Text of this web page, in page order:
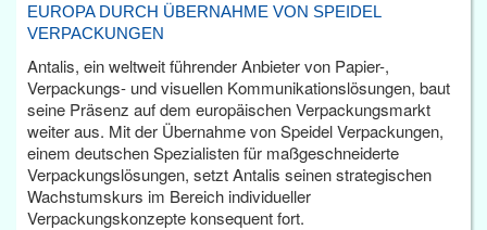
EUROPA DURCH ÜBERNAHME VON SPEIDEL
VERPACKUNGEN
Antalis, ein weltweit führender Anbieter von Papier-,
Verpackungs- und visuellen Kommunikationslösungen, baut
seine Präsenz auf dem europäischen Verpackungsmarkt
weiter aus. Mit der Übernahme von Speidel Verpackungen,
einem deutschen Spezialisten für maßgeschneiderte
Verpackungslösungen, setzt Antalis seinen strategischen
Wachstumskurs im Bereich individueller
Verpackungskonzepte konsequent fort.